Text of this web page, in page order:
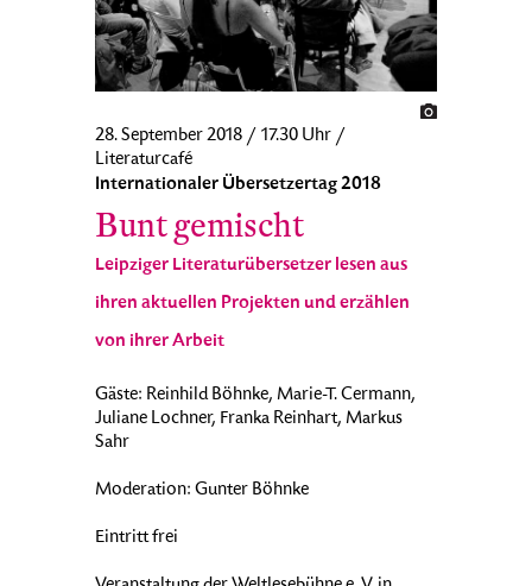
28. September 2018 / 17.30 Uhr /
Literaturcafé
Internationaler Übersetzertag 2018
Bunt gemischt
Leipziger Literaturübersetzer lesen aus
ihren aktuellen Projekten und erzählen
von ihrer Arbeit
Gäste: Reinhild Böhnke, Marie-T. Cermann,
Juliane Lochner, Franka Reinhart, Markus
Sahr
Moderation: Gunter Böhnke
Eintritt frei